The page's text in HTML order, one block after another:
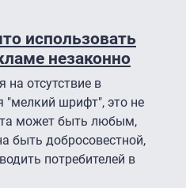
использовать
незаконно
на отсутствие в
"мелкий шрифт", это не
может быть любым,
быть добросовестной,
потребителей в